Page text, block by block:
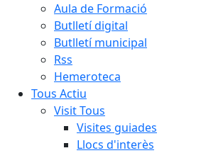
Aula de Formació
Butlletí digital
Butlletí municipal
Rss
Hemeroteca
Tous Actiu
Visit Tous
Visites guiades
Llocs d'interès